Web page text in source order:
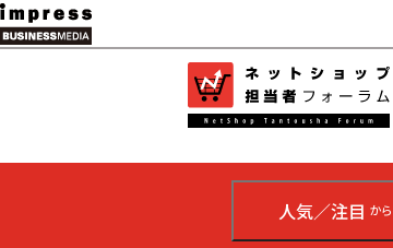
メ
イ
ン
人気／注目 か